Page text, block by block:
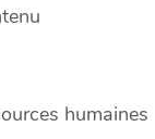
humaines